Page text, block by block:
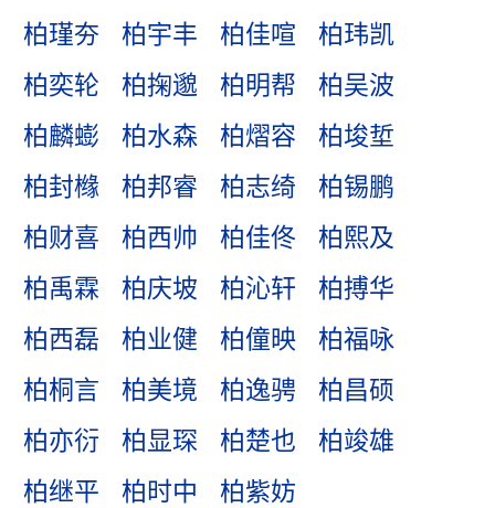
柏瑾夯
柏宇丰 柏佳喧
柏玮凯
柏奕轮
柏掬邈 柏明帮
柏吴波
柏麟蟛
柏水森 柏熠容
柏埈埑
柏封橼
柏邦睿 柏志绮
柏锡鹏
柏财喜
柏西帅 柏佳佟
柏熙及
柏禹霖
柏庆坡 柏沁轩
柏搏华
柏西磊
柏业健 柏僮映
柏福咏
柏桐言
柏美境 柏逸骋
柏昌硕
柏亦衍
柏显琛 柏楚也
柏竣雄
柏继平
柏时中
柏紫妨